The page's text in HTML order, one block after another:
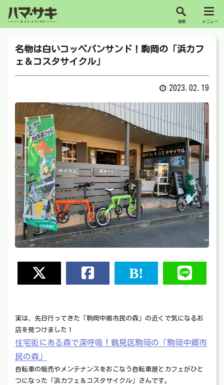
名物は白いコッペパンサンド！駒岡の「浜カフ
ェ＆コスタサイクル」
2023.02.19
実は、先日行ってきた「駒岡中郷市民の森」の近くで気になるお
店を見つけました！
住宅街にある森で深呼吸！鶴見区駒岡の「駒岡中郷市
民の森」
自転車の販売やメンテナンスをおこなう自転車屋とカフェがひと
つになった「浜カフェ＆コスタサイクル」さんです。